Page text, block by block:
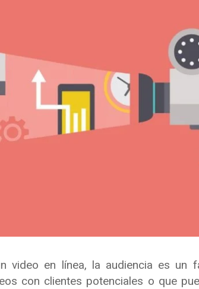
video en línea, la audiencia es un
con clientes potenciales o que